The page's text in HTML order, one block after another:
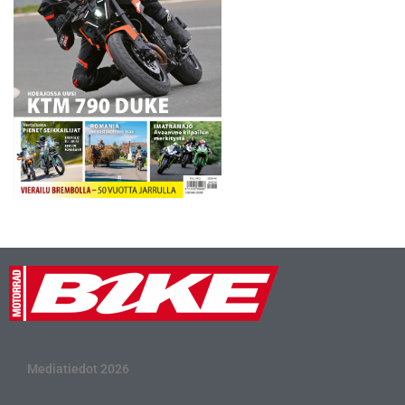
Mediatiedot 2026